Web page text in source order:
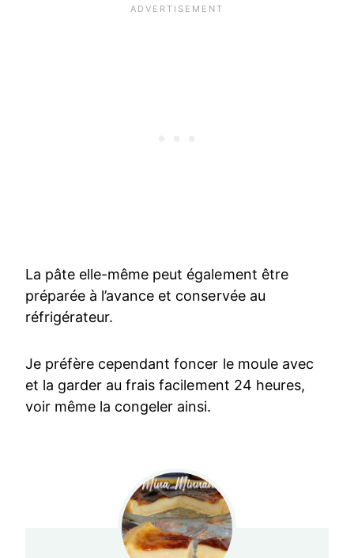
La pâte elle-même peut également être
préparée à l’avance et conservée au
réfrigérateur.
Je préfère cependant foncer le moule avec
et la garder au frais facilement 24 heures,
voir même la congeler ainsi.